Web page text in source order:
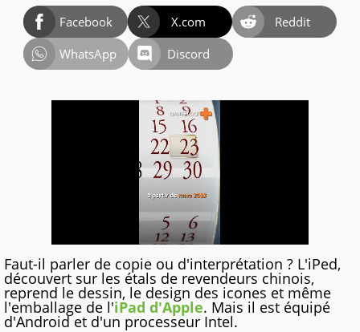
Facebook X.com
Reddit
WhatsApp
Discord
Faut-il parler de copie ou d'interprétation ? L'iPed,
découvert sur les étals de revendeurs chinois,
reprend le dessin, le design des icones et même
l'emballage de l'iPad d'Apple. Mais il est équipé
d'Android et d'un processeur Intel.